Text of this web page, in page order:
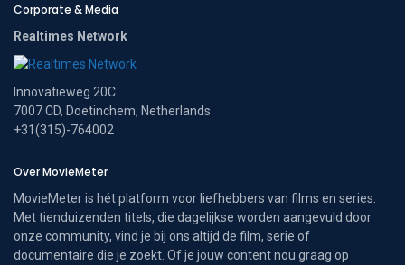
Corporate & Media
Realtimes Network
Innovatieweg 20C
7007 CD, Doetinchem, Netherlands
+31(315)-764002
Over MovieMeter
MovieMeter is hét platform voor liefhebbers van films en series.
Met tienduizenden titels, die dagelijkse worden aangevuld door
onze community, vind je bij ons altijd de film, serie of
documentaire die je zoekt. Of je jouw content nou graag op